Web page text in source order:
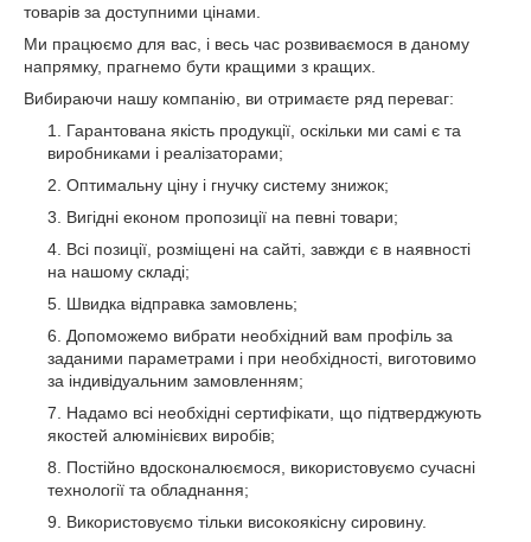
товарів за доступними цінами.
Ми працюємо для вас, і весь час розвиваємося в даному
напрямку, прагнемо бути кращими з кращих.
Вибираючи нашу компанію, ви отримаєте ряд переваг:
Гарантована якість продукції, оскільки ми самі є та
виробниками і реалізаторами;
Оптимальну ціну і гнучку систему знижок;
Вигідні економ пропозиції на певні товари;
Всі позиції, розміщені на сайті, завжди є в наявності
на нашому складі;
Швидка відправка замовлень;
Допоможемо вибрати необхідний вам профіль за
заданими параметрами і при необхідності, виготовимо
за індивідуальним замовленням;
Надамо всі необхідні сертифікати, що підтверджують
якостей алюмінієвих виробів;
Постійно вдосконалюємося, використовуємо сучасні
технології та обладнання;
Використовуємо тільки високоякісну сировину.